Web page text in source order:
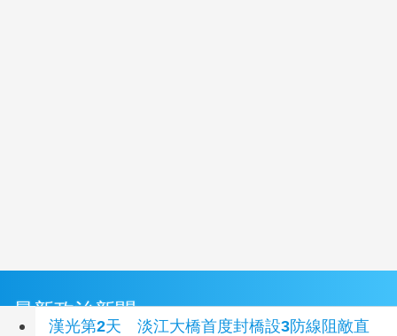
最新政治新聞
漢光第2天 淡江大橋首度封橋設3防線阻敵直